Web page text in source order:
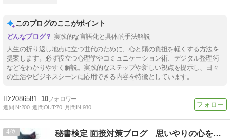
このブログのここがポイント
実践的な言語化と具体的手法解説
人生の折り返し地点に立つ世代のために、心と頭の負担を軽くする方法を
提案します。必ず役立つ心理学やコミュニケーション術、デジタル整理術
などをわかりやすく解説。実践的なステップや新しい視点を提示し、日々
の生活やビジネスシーンに応用できる内容を特徴としています。
2086581 10
週間IN:200 週間OUT:70 月間IN:980
4 秘書検定 面接対策ブログ 思いやりの心をかたちに